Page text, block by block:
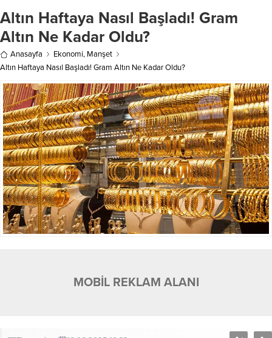
Altın Haftaya Nasıl Başladı! Gram
Altın Ne Kadar Oldu?
Anasayfa Ekonomi, Manşet
Altın Haftaya Nasıl Başladı! Gram Altın Ne Kadar Oldu?
MOBİL REKLAM ALANI